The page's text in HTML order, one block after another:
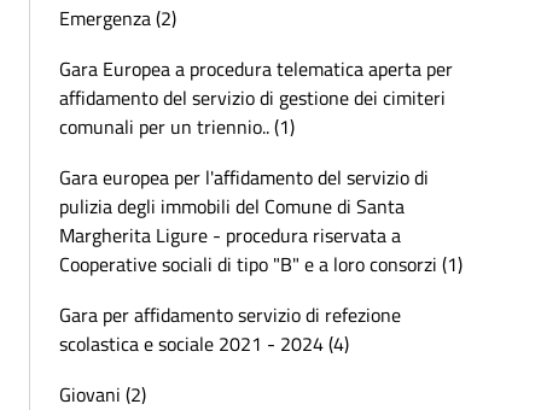
Emergenza (2)
Gara Europea a procedura telematica aperta per
affidamento del servizio di gestione dei cimiteri
comunali per un triennio.. (1)
Gara europea per l'affidamento del servizio di
pulizia degli immobili del Comune di Santa
Margherita Ligure - procedura riservata a
Cooperative sociali di tipo "B" e a loro consorzi (1)
Gara per affidamento servizio di refezione
scolastica e sociale 2021 - 2024 (4)
Giovani (2)